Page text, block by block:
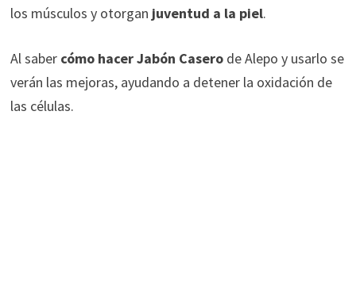
los músculos y otorgan juventud a la piel.
Al saber cómo hacer Jabón Caserode Alepo y usarlo se
verán las mejoras, ayudando a detener la oxidación de
las células.